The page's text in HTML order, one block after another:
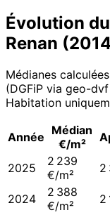
Évolution
Renan (
Médianes
(DGFiP via geo-
Habitation
Année Médian
€/m²
2025
2 239
€/m²
2
2024
2 388
€/m²
2